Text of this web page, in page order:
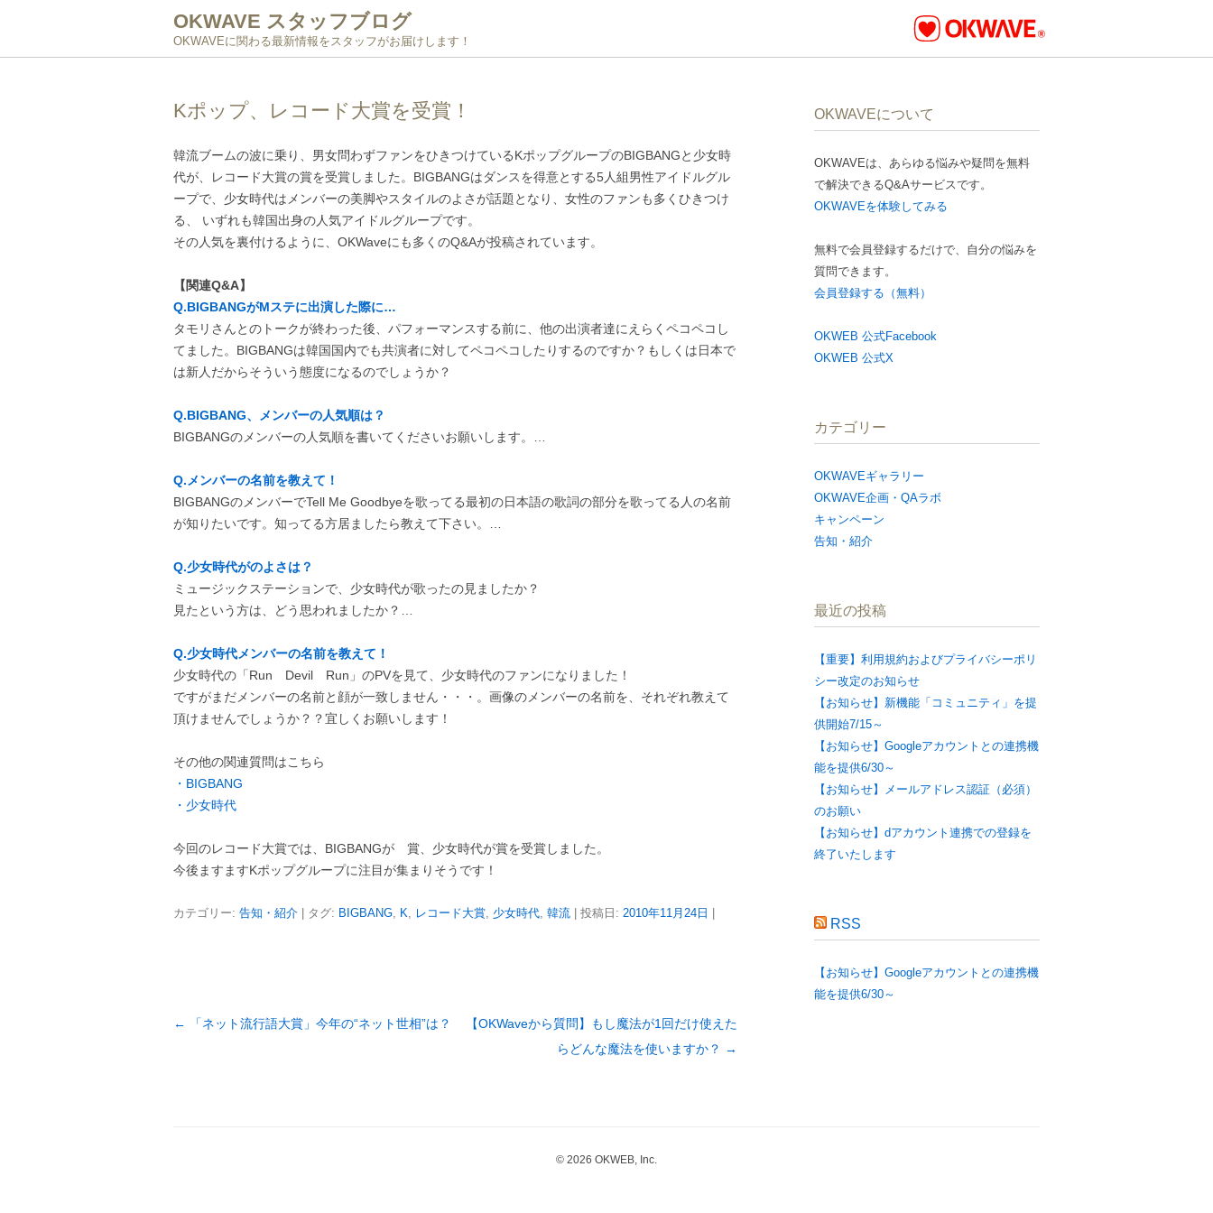
OKWAVE スタッフブログ
OKWAVEに関わる最新情報をスタッフがお届けします！
Kポップ、レコード大賞を受賞！
韓流ブームの波に乗り、男女問わずファンをひきつけているKポップグループのBIGBANGと少女時
代が、レコード大賞の賞を受賞しました。BIGBANGはダンスを得意とする5人組男性アイドルグル
ープで、少女時代はメンバーの美脚やスタイルのよさが話題となり、女性のファンも多くひきつけ
る、 いずれも韓国出身の人気アイドルグループです。
その人気を裏付けるように、OKWaveにも多くのQ&Aが投稿されています。
【関連Q&A】
Q.BIGBANGがMステに出演した際に…
タモリさんとのトークが終わった後、パフォーマンスする前に、他の出演者達にえらくペコペコし
てました。BIGBANGは韓国国内でも共演者に対してペコペコしたりするのですか？もしくは日本で
は新人だからそういう態度になるのでしょうか？
Q.BIGBANG、メンバーの人気順は？
BIGBANGのメンバーの人気順を書いてくださいお願いします。…
Q.メンバーの名前を教えて！
BIGBANGのメンバーでTell Me Goodbyeを歌ってる最初の日本語の歌詞の部分を歌ってる人の名前
が知りたいです。知ってる方居ましたら教えて下さい。…
Q.少女時代がのよさは？
ミュージックステーションで、少女時代が歌ったの見ましたか？
見たという方は、どう思われましたか？…
Q.少女時代メンバーの名前を教えて！
少女時代の「Run Devil Run」のPVを見て、少女時代のファンになりました！
ですがまだメンバーの名前と顔が一致しません・・・。画像のメンバーの名前を、それぞれ教えて
頂けませんでしょうか？？宜しくお願いします！
その他の関連質問はこちら
・BIGBANG
・少女時代
今回のレコード大賞では、BIGBANGが 賞、少女時代が賞を受賞しました。
今後ますますKポップグループに注目が集まりそうです！
カテゴリー: 告知・紹介 | タグ: BIGBANG, K, レコード大賞, 少女時代, 韓流 | 投稿日: 2010年11月24日
投
← 「ネット流行語大賞」今年の“ネット世相”は？
【OKWaveから質問】もし魔法が1回だけ使えた
らどんな魔法を使いますか？ →
OKWAVEについて
OKWAVEは、あらゆる悩みや疑問を無料
で解決できるQ&Aサービスです。
OKWAVEを体験してみる
無料で会員登録するだけで、自分の悩みを
質問できます。
会員登録する（無料）
OKWEB 公式Facebook
OKWEB 公式X
カテゴリー
OKWAVEギャラリー
OKWAVE企画・QAラボ
キャンペーン
告知・紹介
最近の投稿
【重要】利用規約およびプライバシーポリ
シー改定のお知らせ
【お知らせ】新機能「コミュニティ」を提
供開始7/15～
【お知らせ】Googleアカウントとの連携機
能を提供6/30～
【お知らせ】メールアドレス認証（必須）
のお願い
【お知らせ】dアカウント連携での登録を
終了いたします
RSS
【お知らせ】Googleアカウントとの連携機
能を提供6/30～
© 2026 OKWEB, Inc.